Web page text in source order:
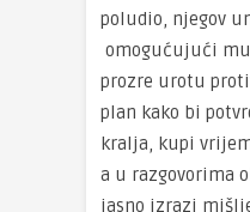
poludio, njegov
omogućujući
prozre urotu
plan kako bi
kralja, kupi
a u razgovorima
jasno izrazi